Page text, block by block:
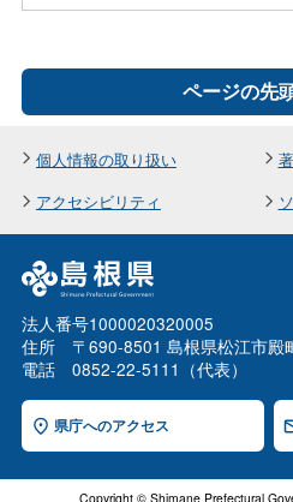
ページの先
個人情報の取り扱い
アクセシビリティ
法人番号1000020320005
住所 〒690-8501 島根県松江市殿
電話 0852-22-5111（代表）
県庁へのアクセス
Copyright © Shimane Prefectural